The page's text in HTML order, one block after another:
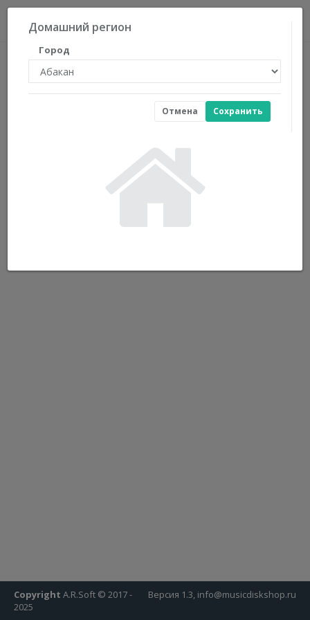
Домашний регион
Город
Сохранить
Отмена
Версия 1.3, info@musicdiskshop.ru
Copyright A.R.Soft © 2017 -
2025